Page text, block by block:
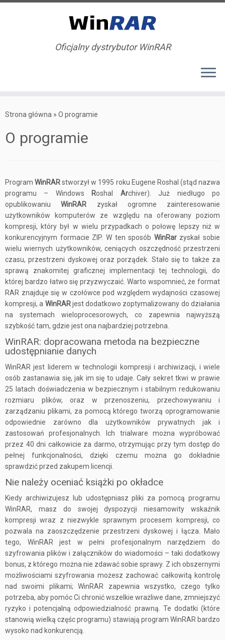
do
Oficjalny dystrybutor WinRAR
Strona główna » O programie
O programie
ProgramWinRARstworzył w 1995 roku Eugene Roshal (stąd nazwa
programu – Windows
Roshal Archiver). Już niedługo po
opublikowaniuWinRAR zyskał ogromne zainteresowanie
użytkowników komputerów ze względu na oferowany poziom
kompresji, który był w wielu przypadkach o połowę lepszy niż w
konkurencyjnym formacie ZIP. W ten sposób WinRarzyskał sobie
wielu wiernych użytkowników, ceniących oszczędność przestrzeni
czasu, przestrzeni dyskowej oraz porządek. Stało się to także za
sprawą znakomitej graficznej implementacji tej technologii, do
której bardzo łatwo się przyzwyczaić. Warto wspomnieć, że format
RAR znajduje się w czołówce pod względem wydajności czasowej
kompresji, a WinRARjest dodatkowo zoptymalizowany do działania
na systemach wieloprocesorowych, co zapewnia najwyższą
szybkość tam, gdzie jest ona najbardziej potrzebna.
WinRAR: dopracowana metoda na bezpieczne
udostępnianie danych
WinRAR jest liderem w technologii kompresji i archiwizacji, i wiele
osób zastanawia się, jak im się to udaje. Cały sekret tkwi w prawie
25 latach doświadczenia w bezpiecznym i stabilnym redukowaniu
rozmiaru plików, oraz w przenoszeniu, przechowywaniu i
zarządzaniu plikami, za pomocą którego tworzą oprogramowanie
odpowiednie zarówno dla użytkowników prywatnych jak i
zastosowań profesjonalnych. Ich trialware można wypróbować
przez 40 dni całkowicie za darmo, otrzymując przy tym dostęp do
pełnej funkcjonalności, dzięki czemu można go dokładnie
sprawdzić przed zakupem licencji.
Nie należy oceniać książki po okładce
Kiedy archiwizujesz lub udostępniasz pliki za pomocą programu
WinRAR, masz do swojej dyspozycji niesamowity wskaźnik
kompresji wraz z niezwykle sprawnym procesem kompresji, co
pozwala na zaoszczędzenie przestrzeni dyskowej i łącza. Mało
tego, WinRAR jest w pełni profesjonalnym narzędziem do
szyfrowania plików i załączników do wiadomości – taki dodatkowy
bonus, z którego można nie zdawać sobie sprawy. Z ich obszernymi
możliwościami szyfrowania możesz zachować całkowitą kontrolę
nad swoimi plikami; WinRAR zapewnia wszystko, czego tylko
potrzeba, aby pomóc Ci chronić wszelkie wrażliwe dane, zmniejszyć
ryzyko i potencjalną odpowiedzialność prawną. Te dodatki (które
stanowią wielką częśc programu) stawiają program WinRAR bardzo
wysoko nad konkurencją.